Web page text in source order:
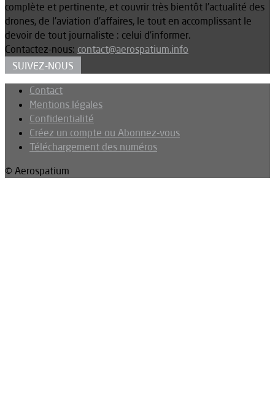
complète et pertinente, et couvrir très bientôt l’actualité des
drones, de l’aviation d’affaires, le tout en accomplissant le
devoir de tout journaliste : celui d’informer.
Contactez-nous: contact@aerospatium.info
SUIVEZ-NOUS
Contact
Mentions légales
Confidentialité
Créez un compte ou Abonnez-vous
Téléchargement des numéros
© Aerospatium